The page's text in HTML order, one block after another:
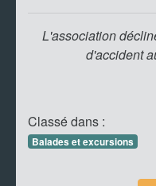
L'association
d'accident
Classé dans :
Balades et excursions